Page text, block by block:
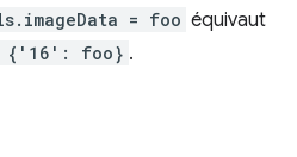
= foo équivaut
{'16': foo} .